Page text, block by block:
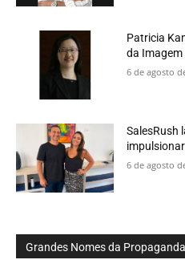
Patricia
da Imagem
6 de agosto
SalesRush
6 de agosto
Grandes Nomes da Propaganda